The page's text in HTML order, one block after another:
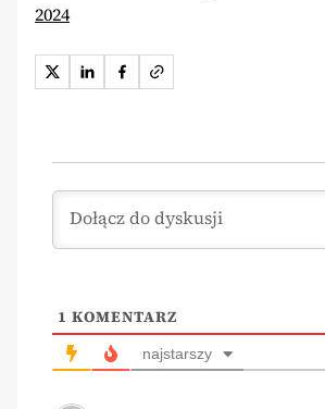
2024
1 KOMENTARZ
najstarszy